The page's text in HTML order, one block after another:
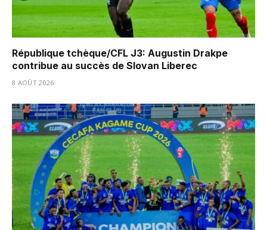
République tchèque/CFL J3: Augustin Drakpe
contribue au succès de Slovan Liberec
8 AOÛT 2026